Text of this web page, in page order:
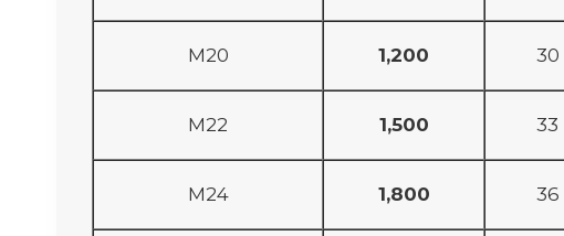
M20 1,200 30
M22 1,500 33
M24 1,800 36